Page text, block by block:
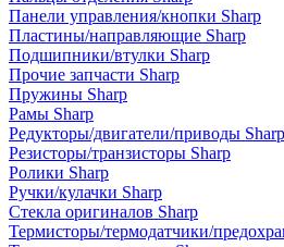
Панели управления/кнопки Sharp
Пластины/направляющие Sharp
Подшипники/втулки Sharp
Прочие запчасти Sharp
Пружины Sharp
Рамы Sharp
Редукторы/двигатели/приводы Sharp
Резисторы/транзисторы Sharp
Ролики Sharp
Ручки/кулачки Sharp
Стекла оригиналов Sharp
Термисторы/термодатчики/